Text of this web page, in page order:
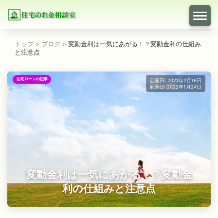
トップ> ブログ > 変動金利は一気にあがる！？変動金利の仕組み
と注意点
変動金利は一気にあがる！？変動金
利の仕組みと注意点
住宅ローンの記事
公開日: 2021年2月16日
更新日: 2022年1月24日